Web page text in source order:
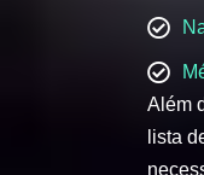
Além
lista